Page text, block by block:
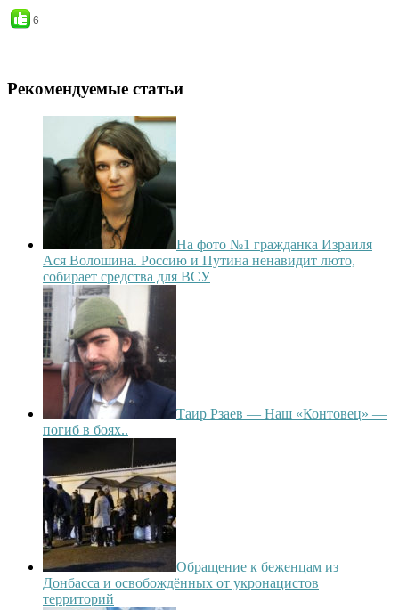
6
Рекомендуемые статьи
На фото №1 гражданка Израиля
Ася Волошина. Россию и Путина ненавидит люто,
собирает средства для ВСУ
Таир Рзаев — Наш «Контовец» —
погиб в боях..
Обращение к беженцам из
Донбасса и освобождённых от укронацистов
территорий